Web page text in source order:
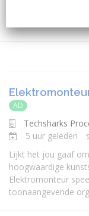
AD
Techsharks
5 uur geleden
Lijkt het jou gaaf
hoogwaardige
Elektromonteur
toonaangevende